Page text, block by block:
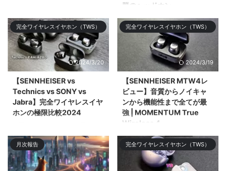
PITAKAのアラミド繊維のケース
やMagSafeリング、スクリーン
プロ&# ...
群のヘッドホン
今回はSENNHEISERのミドルレ
ンジモデル「SENNHEISER
ACCENTUM Plus Wireless」を
レビューする。ミドル ...
完全ワイヤレスイヤホン（TWS）
2024/3/20
【SENNHEISER vs
Technics vs SONY vs
Jabra】完全ワイヤレスイヤ
ホンの極限比較2024
完全ワイヤレスイヤホン
「SENNHEISER MOMENTUM
True Wireless 4」「SONY WF-
1000XM5 ...
完全ワイヤレスイヤホン（TWS）
2024/3/19
【SENNHEISER MTW4レ
ビュー】音質からノイキャ
ンから機能性まで全てが最
強 | MOMENTUM True
Wireless 4
今回は2024年のNo.1候補である
フラグシップ完全ワイヤレスイヤ
ホン「SENNHEISER
MOMENTUM Tru ...
月次報告 完全ワイヤレスイヤホン（TWS）